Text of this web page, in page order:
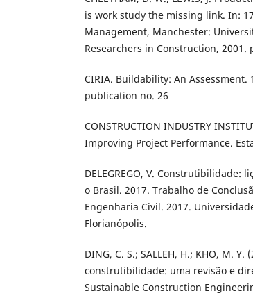
is work study the missing link. In:
Management, Manchester:
Researchers in Construction, 2001.
CIRIA. Buildability: An Assessment.
publication no. 26
CONSTRUCTION INDUSTRY
Improving Project Performance.
DELEGREGO, V. Construtibilidade:
o Brasil. 2017. Trabalho de
Engenharia Civil. 2017.
Florianópolis.
DING, C. S.; SALLEH, H.; KHO, M.
construtibilidade: uma revisão e
Sustainable Construction